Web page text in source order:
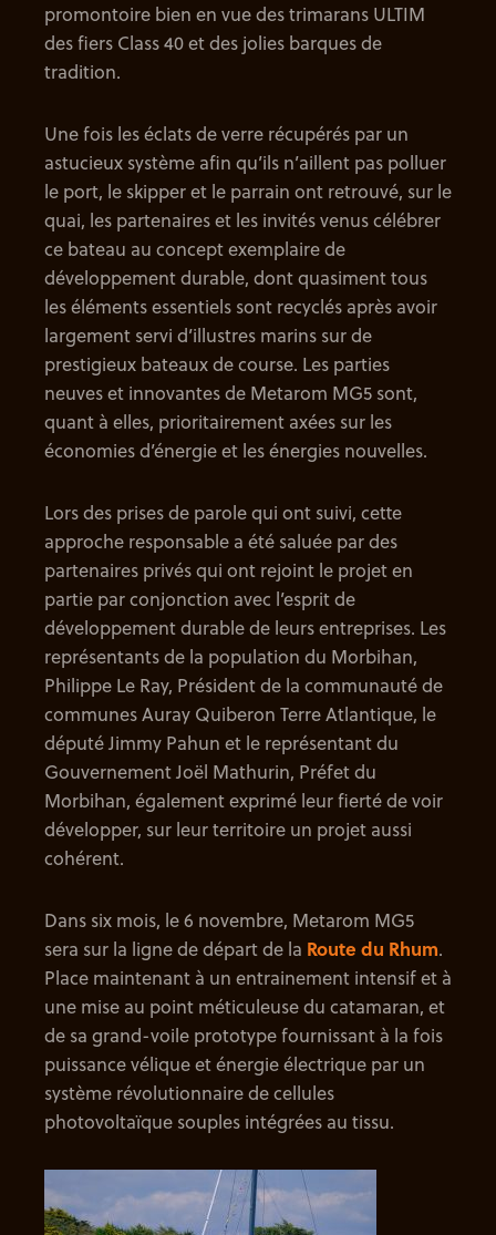
promontoire bien en vue des trimarans ULTIM
des fiers Class 40 et des jolies barques de
tradition.
Une fois les éclats de verre récupérés par un
astucieux système afin qu’ils n’aillent pas polluer
le port, le skipper et le parrain ont retrouvé, sur le
quai, les partenaires et les invités venus célébrer
ce bateau au concept exemplaire de
développement durable, dont quasiment tous
les éléments essentiels sont recyclés après avoir
largement servi d’illustres marins sur de
prestigieux bateaux de course. Les parties
neuves et innovantes de Metarom MG5 sont,
quant à elles, prioritairement axées sur les
économies d’énergie et les énergies nouvelles.
Lors des prises de parole qui ont suivi, cette
approche responsable a été saluée par des
partenaires privés qui ont rejoint le projet en
partie par conjonction avec l’esprit de
développement durable de leurs entreprises. Les
représentants de la population du Morbihan,
Philippe Le Ray, Président de la communauté de
communes Auray Quiberon Terre Atlantique, le
député Jimmy Pahun et le représentant du
Gouvernement Joël Mathurin, Préfet du
Morbihan, également exprimé leur fierté de voir
développer, sur leur territoire un projet aussi
cohérent.
Dans six mois, le 6 novembre, Metarom MG5
sera sur la ligne de départ de la Route du Rhum.
Place maintenant à un entrainement intensif et à
une mise au point méticuleuse du catamaran, et
de sa grand-voile prototype fournissant à la fois
puissance vélique et énergie électrique par un
système révolutionnaire de cellules
photovoltaïque souples intégrées au tissu.